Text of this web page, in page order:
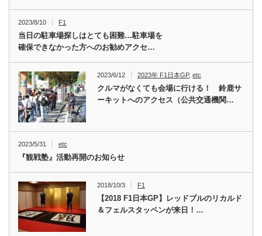
2023/8/10 F1
当日の駐車場探しはとても困難…駐車場を
確保できなかった方へのお勧めアクセ…
2023/6/12 2023年 F1日本GP,etc
クルマがなくても会場に行ける！ 鈴鹿サ
ーキットへのアクセス（公共交通機関…
2023/5/31 etc
『観戦塾』活動再開のお知らせ
2018/10/3 F1
【2018 F1日本GP】レッドブルのリカルド
＆フェルスタッペンが来日！…